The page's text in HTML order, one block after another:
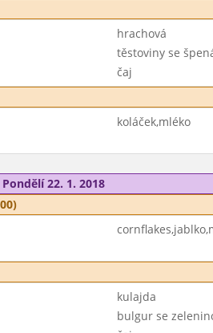
hrachová
těstoviny se
čaj
koláček,mléko
Pondělí 22. 1. 2018
kulajda
bulgur se